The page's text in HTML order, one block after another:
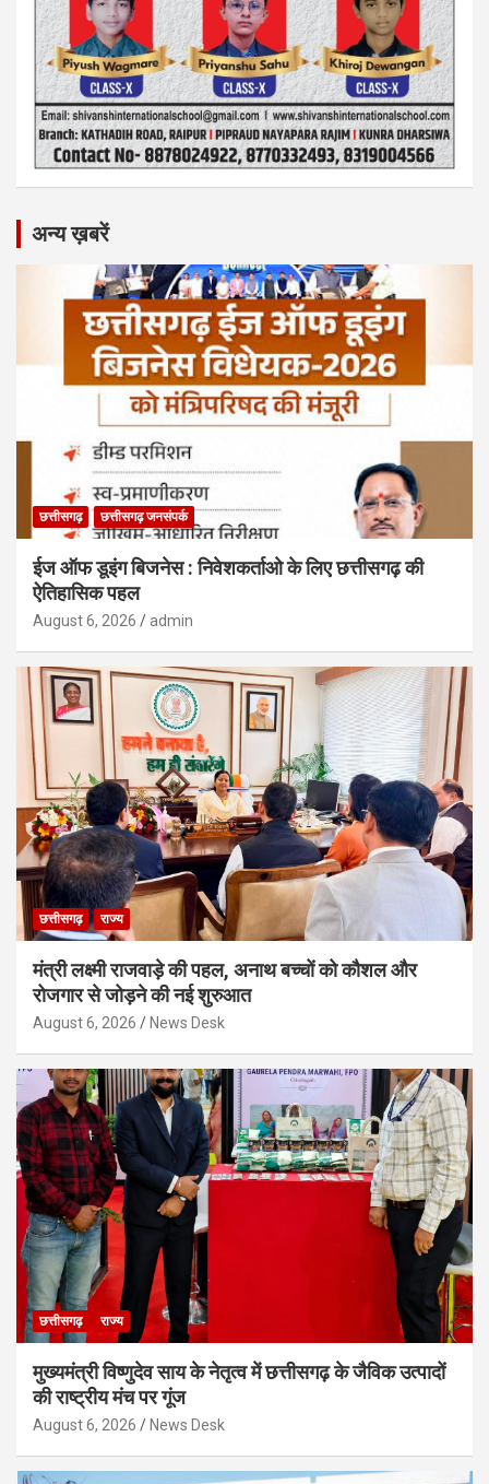
अन्य ख़बरें
छत्तीसगढ़ छत्तीसगढ़ जनसंपर्क
ईज ऑफ डूइंग बिजनेस : निवेशकर्ताओ के लिए छत्तीसगढ़ की
ऐतिहासिक पहल
August 6, 2026 admin
छत्तीसगढ़ राज्य
मंत्री लक्ष्मी राजवाड़े की पहल, अनाथ बच्चों को कौशल और
रोजगार से जोड़ने की नई शुरुआत
August 6, 2026 News Desk
छत्तीसगढ़ राज्य
मुख्यमंत्री विष्णुदेव साय के नेतृत्व में छत्तीसगढ़ के जैविक उत्पादों
की राष्ट्रीय मंच पर गूंज
August 6, 2026 News Desk